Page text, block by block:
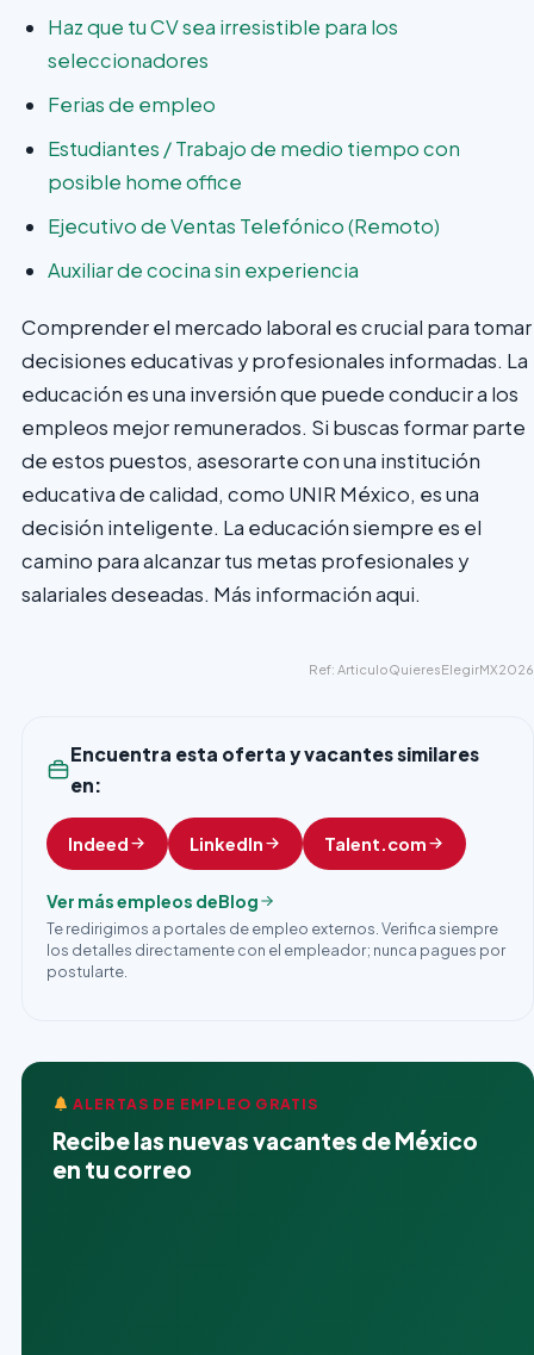
Haz que tu CV sea irresistible para los
seleccionadores
Ferias de empleo
Estudiantes / Trabajo de medio tiempo con
posible home office
Ejecutivo de Ventas Telefónico (Remoto)
Auxiliar de cocina sin experiencia
Comprender el mercado laboral es crucial para tomar
decisiones educativas y profesionales informadas. La
educación es una inversión que puede conducir a los
empleos mejor remunerados. Si buscas formar parte
de estos puestos, asesorarte con una institución
educativa de calidad, como UNIR México, es una
decisión inteligente. La educación siempre es el
camino para alcanzar tus metas profesionales y
salariales deseadas. Más información aqui.
Ref: ArticuloQuieresElegirMX2026
Encuentra esta oferta y vacantes similares
en:
Indeed LinkedIn Talent.com
Ver más empleos deBlog
Te redirigimos a portales de empleo externos. Verifica siempre
los detalles directamente con el empleador; nunca pagues por
postularte.
ALERTAS DE EMPLEO GRATIS
Recibe las nuevas vacantes de México
en tu correo